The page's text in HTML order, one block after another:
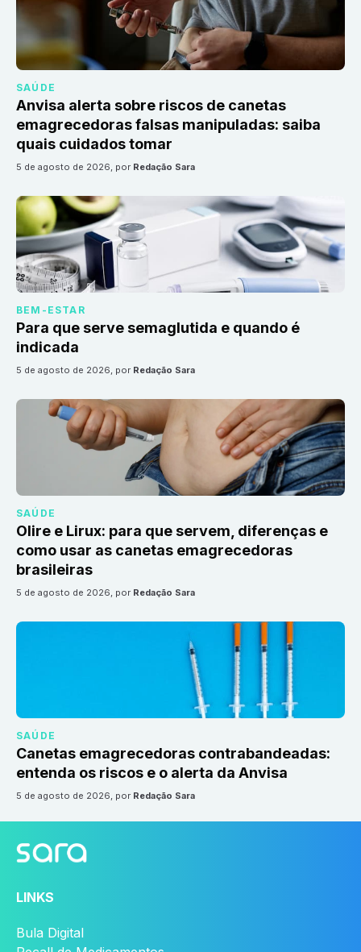
SAÚDE
Anvisa alerta sobre riscos de canetas
emagrecedoras falsas manipuladas: saiba
quais cuidados tomar
5 de agosto de 2026, por Redação Sara
BEM-ESTAR
Para que serve semaglutida e quando é
indicada
5 de agosto de 2026, por Redação Sara
SAÚDE
Olire e Lirux: para que servem, diferenças e
como usar as canetas emagrecedoras
brasileiras
5 de agosto de 2026, por Redação Sara
SAÚDE
Canetas emagrecedoras contrabandeadas:
entenda os riscos e o alerta da Anvisa
5 de agosto de 2026, por Redação Sara
LINKS
Bula Digital